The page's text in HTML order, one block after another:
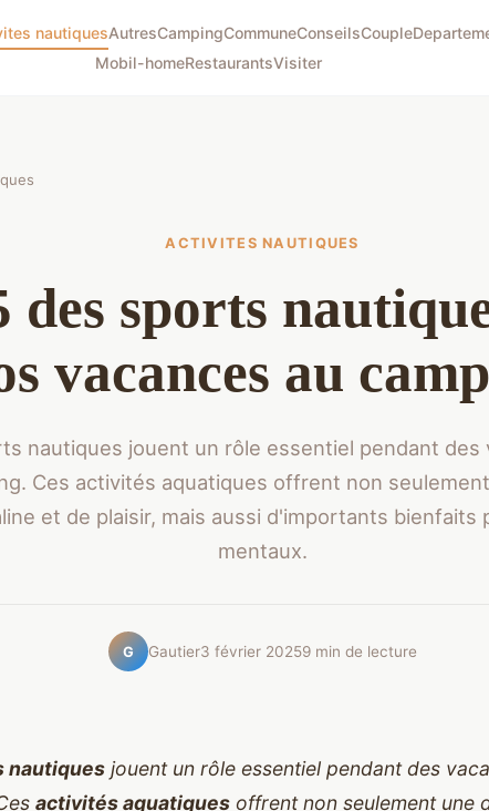
nautiquesAutresCampingCommuneConseilsCouple
Mobil-homeRestaurantsVisiter
ACTIVITES NAUTIQUES
des sports
vacances au
nautiques jouent un rôle essentiel pendant des
Ces activités aquatiques offrent non
et de plaisir, mais aussi d'importants bienfaits
mentaux.
G Gautier3 février 20259 min de lecture
nautiques jouent un rôle essentiel pendant des
activités aquatiques offrent non seulement une